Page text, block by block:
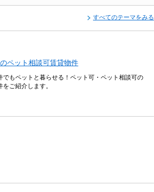
すべてのテーマをみる
ペット相談可賃貸物件
でもペットと暮らせる！ペット可・ペット相談可の
をご紹介します。